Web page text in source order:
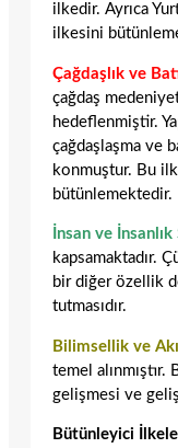
ilkedir. Ayrıca
ilkesini
Çağdaşlık ve
çağdaş
hedeflenmiştir.
çağdaşlaşma ve
konmuştur. Bu
bütünlemektedir.
İnsan ve
kapsamaktadır.
bir diğer özellik
tutmasıdır.
Bilimsellik ve
temel
gelişmesi ve
Bütünleyici